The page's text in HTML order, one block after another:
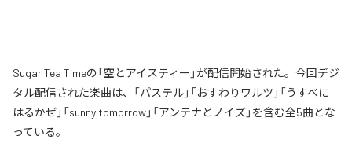
Sugar Tea Timeの「空とアイスティー」が配信開始された。今回デジ
タル配信された楽曲は、「パステル」「おすわりワルツ」「うすべに
はるかぜ」「sunny tomorrow」「アンテナとノイズ」を含む全5曲とな
っている。